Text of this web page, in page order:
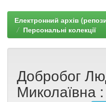
Електронний архів
Персональні колекції
Добробог
Миколаївна